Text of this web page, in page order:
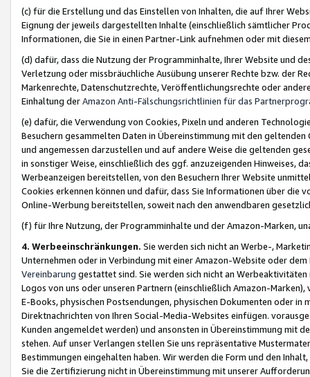
(c) für die Erstellung und das Einstellen von Inhalten, die auf Ihrer
Eignung der jeweils dargestellten Inhalte (einschließlich sämtlicher
Informationen, die Sie in einen Partner-Link aufnehmen oder mit
(d) dafür, dass die Nutzung der Programminhalte, Ihrer Website und
Verletzung oder missbräuchliche Ausübung unserer Rechte bzw. der
Markenrechte, Datenschutzrechte, Veröffentlichungsrechte oder
Einhaltung derAmazon Anti-Fälschungsrichtlinien für das
(e) dafür, die Verwendung von Cookies, Pixeln und anderen
Besuchern gesammelten Daten in Übereinstimmung mit den
und angemessen darzustellen und auf andere Weise die geltenden
in sonstiger Weise, einschließlich des ggf. anzuzeigenden Hinweises,
Werbeanzeigen bereitstellen, von den Besuchern Ihrer Website
Cookies erkennen können und dafür, dass Sie Informationen über die
Online-Werbung bereitstellen, soweit nach den anwendbaren
(f) für Ihre Nutzung, der Programminhalte und der Amazon-Marken,
4. Werbeeinschränkungen. Sie werden sich nicht an Werbe-,
Unternehmen oder in Verbindung mit einer Amazon-Website oder
Vereinbarung gestattet sind. Sie werden sich nicht an
Logos von uns oder unseren Partnern (einschließlich Amazon-
E-Books, physischen Postsendungen, physischen Dokumenten oder in
Direktnachrichten von Ihren Social-Media-Websites einfügen.
Kunden angemeldet werden) und ansonsten in Übereinstimmung mit
stehen. Auf unser Verlangen stellen Sie uns repräsentative
Bestimmungen eingehalten haben. Wir werden die Form und den
Sie die Zertifizierung nicht in Übereinstimmung mit unserer